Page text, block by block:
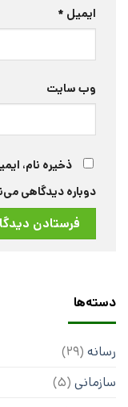
ایمیل *
وب‌ سایت
ذخیره نام،
دوباره دیدگاهی
دسته‌ها
رسانه (29)
سازمانی (5)